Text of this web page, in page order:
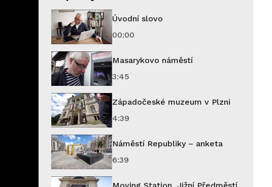
Úvodní slovo
00:00
Masarykovo náměstí
3:45
Západočeské muzeum v Plzni
4:39
Náměstí Republiky – anketa
6:39